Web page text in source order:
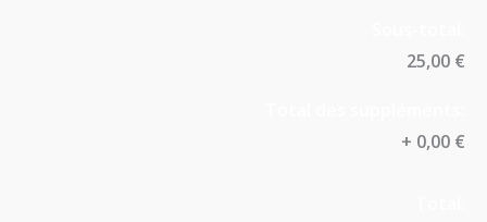
25,00 €
+ 0,00 €